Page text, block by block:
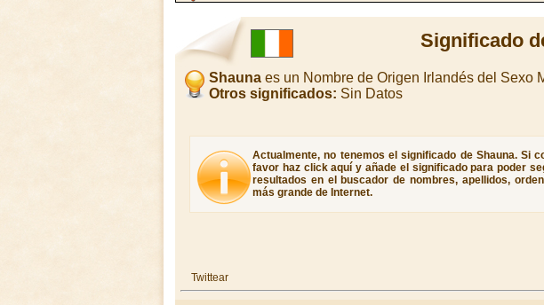
Significado
Shauna es un Nombre de Origen Irlandés del Sexo
Otros significados: Sin Datos
Actualmente, no tenemos el significado de Shauna. Si
favor haz click aquí y añade el significado para poder
resultados en el buscador de nombres, apellidos,
más grande de Internet.
Twittear